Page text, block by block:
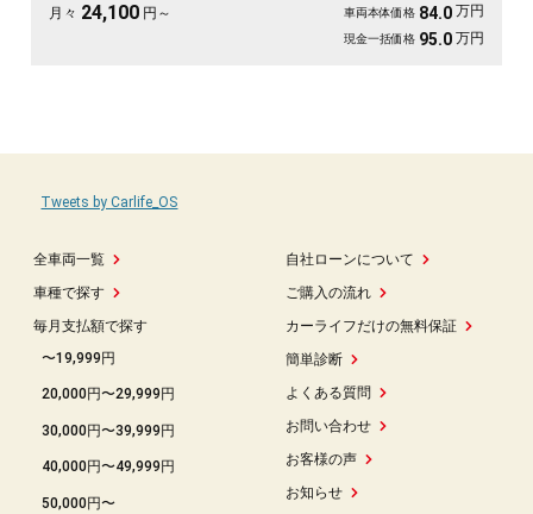
月々 24,100 円～ 車両本体価格 84.0 万円
現金一括価格 95.0 万円
全車両一覧
車種で探す
毎月支払額で探す
〜19,999円
20,000円〜29,999円
30,000円〜39,999円
40,000円〜49,999円
50,000円〜
自社ローンについて
ご購入の流れ
カーライフだけの無料保証
簡単診断
よくある質問
お問い合わせ
お客様の声
お知らせ
Tweets by Carlife_OS